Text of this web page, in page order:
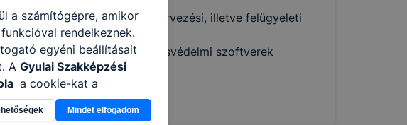
közepes méretű hálózatok tervezési, illetve felügyeleti
eszközök, tűzfalak és vírusvédelmi szoftverek
a számítógépre, amikor
rendelkeznek.
egyéni beállításait
A Gyulai Szakképzési
a cookie-kat a
kapcsolatban, hogyan
melyik részeit
Mindet elfogadom